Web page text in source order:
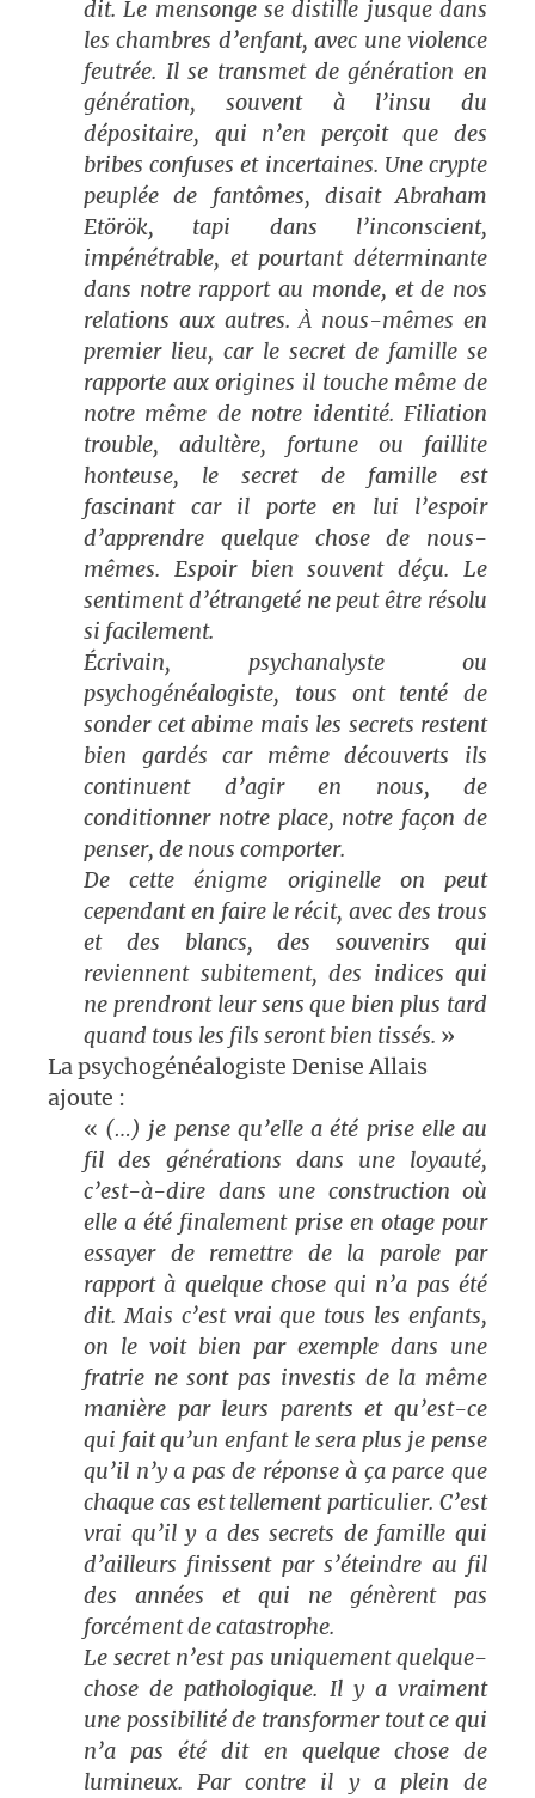
dit. Le mensonge se distille jusque dans
les chambres d’enfant, avec une violence
feutrée. Il se transmet de génération en
génération, souvent à l’insu du
dépositaire, qui n’en perçoit que des
bribes confuses et incertaines. Une crypte
peuplée de fantômes, disait Abraham
Etörök, tapi dans l’inconscient,
impénétrable, et pourtant déterminante
dans notre rapport au monde, et de nos
relations aux autres.À nous-mêmes en
premier lieu, car le secret de famille se
rapporte aux origines il touche même de
notre même de notre identité. Filiation
trouble, adultère, fortune ou faillite
honteuse, le secret de famille est
fascinant car il porte en lui l’espoir
d’apprendre quelque chose de nous-
mêmes. Espoir bien souvent déçu. Le
sentiment d’étrangeté ne peut être résolu
si facilement.
Écrivain, psychanalyste ou
psychogénéalogiste, tous ont tenté de
sonder cet abime mais les secrets restent
bien gardés car même découverts ils
continuent d’agir en nous, de
conditionner notre place, notre façon de
penser, de nous comporter.
De cette énigme originelle on peut
cependant en faire le récit, avec des trous
et des blancs, des souvenirs qui
reviennent subitement, des indices qui
ne prendront leur sens que bien plus tard
quand tous les fils seront bien tissés. »
La psychogénéalogiste Denise Allais
ajoute :
« (…) je pense qu’elle a été prise elle au
fil des générations dans une loyauté,
c’est-à-dire dans une construction où
elle a été finalement prise en otage pour
essayer de remettre de la parole par
rapport à quelque chose qui n’a pas été
dit. Mais c’est vrai que tous les enfants,
on le voit bien par exemple dans une
fratrie ne sont pas investis de la même
manière par leurs parents et qu’est-ce
qui fait qu’un enfant le sera plus je pense
qu’il n’y a pas de réponse à ça parce que
chaque cas est tellement particulier. C’est
vrai qu’il y a des secrets de famille qui
d’ailleurs finissent par s’éteindre au fil
des années et qui ne génèrent pas
forcément de catastrophe.
Le secret n’est pas uniquement quelque-
chose de pathologique. Il y a vraiment
une possibilité de transformer tout ce qui
n’a pas été dit en quelque chose de
lumineux. Par contre il y a plein de